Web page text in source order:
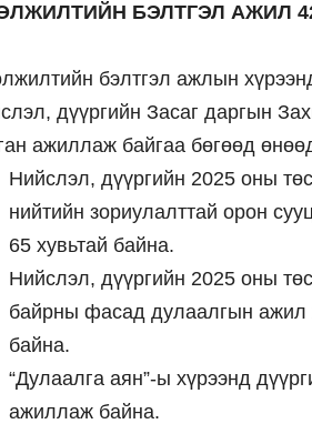
БЭЛТГЭЛ АЖИЛ
бэлтгэл ажлын
дүүргийн Засаг даргын
ажиллаж байгаа бөгөөд
Нийслэл, дүүргийн 2025 оны
нийтийн зориулалттай орон
65 хувьтай байна.
Нийслэл, дүүргийн 2025 оны
байрны фасад дулаалгын ажил
байна.
“Дулаалга аян”-ы хүрээнд
ажиллаж байна.